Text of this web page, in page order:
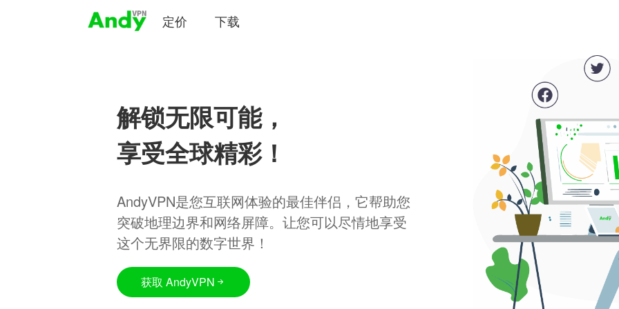
定价 下载
解锁无限可能，
享受全球精彩！
AndyVPN是您互联网体验的最佳伴侣，它帮助您
突破地理边界和网络屏障。让您可以尽情地享受
这个无界限的数字世界！
获取 AndyVPN